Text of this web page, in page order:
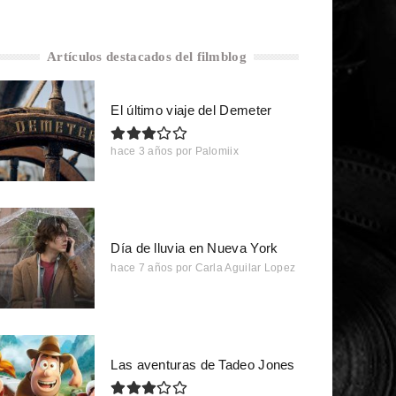
Artículos destacados del filmblog
El último viaje del Demeter
hace 3 años por Palomiix
Día de lluvia en Nueva York
hace 7 años por Carla Aguilar Lopez
Las aventuras de Tadeo Jones